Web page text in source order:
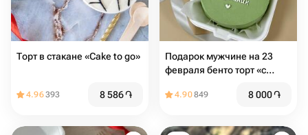
Торт в стакане «Cake to go»
4.96393 8 586֏
Подарок мужчине на 23
февраля бенто торт «с
защитник»
4.90849 8 000֏